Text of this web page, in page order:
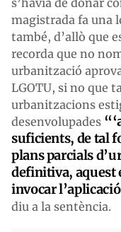
magistrada fa una
també, d’allò que
recorda que no
urbanització
LGOTU, si no que
urbanitzacions
desenvolupades
suficients, de tal
plans parcials
definitiva, aquest
invocar
diu a la sentència.